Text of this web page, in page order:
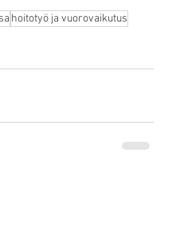
hoitotyö ja vuorovaikutus